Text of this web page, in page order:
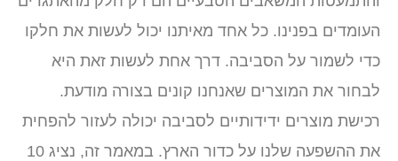
העומדים בפנינו. כל אחד מאיתנו יכול לעשות את חלקו
כדי לשמור על הסביבה. דרך אחת לעשות זאת היא
לבחור את המוצרים שאנחנו קונים בצורה מודעת.
רכישת מוצרים ידידותיים לסביבה יכולה לעזור להפחית
את ההשפעה שלנו על כדור הארץ. במאמר זה, נציג 10